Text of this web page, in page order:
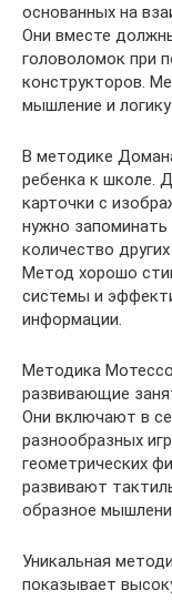
основанных на
Они вместе
головоломок при
конструкторов.
мышление и
В методике
ребенка к школе.
карточки с
нужно
количество
Метод хорошо
системы и
информации.
Методика
развивающие
Они включают в
разнообразных
геометрических
развивают
образное
Уникальная
показывает